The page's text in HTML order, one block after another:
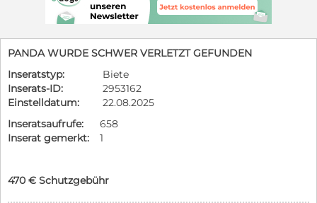
PANDA WURDE SCHWER VERLETZT GEFUNDEN
Inseratstyp:
Biete
Inserats-ID:
2953162
Einstelldatum:
22.08.2025
Inseratsaufrufe:
658
Inserat gemerkt:
1
470 € Schutzgebühr